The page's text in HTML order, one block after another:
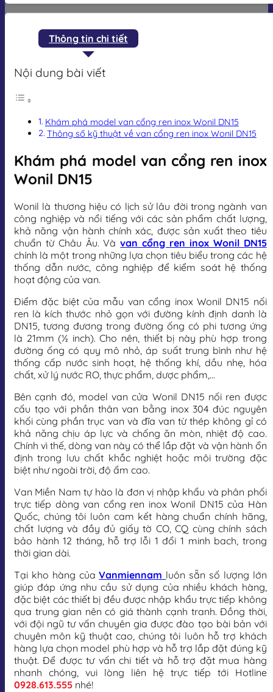
Thông tin chi tiết
Nội dung bài viết
Khám phá model van cổng ren inox Wonil DN15
Thông số kỹ thuật về van cổng ren inox Wonil DN15
Khám phá model van cổng ren inox
Wonil DN15
Wonil là thương hiệu có lịch sử lâu đời trong ngành van
công nghiệp và nổi tiếng với các sản phẩm chất lượng,
khả năng vận hành chính xác, được sản xuất theo tiêu
chuẩn từ Châu Âu. Vàvan cổng ren inox Wonil DN15
chính là một trong những lựa chọn tiêu biểu trong các hệ
thống dẫn nước, công nghiệp để kiểm soát hệ thống
hoạt động của van.
Điểm đặc biệt của mẫu van cổng inox Wonil DN15 nối
ren là kích thước nhỏ gọn với đường kính định danh là
DN15, tương đương trong đường ống có phi tương ứng
là 21mm (½ inch). Cho nên, thiết bị này phù hợp trong
đường ống có quy mô nhỏ, áp suất trung bình như hệ
thống cấp nước sinh hoạt, hệ thống khí, dầu nhẹ, hóa
chất, xử lý nước RO, thực phẩm, dược phẩm,…
Bên cạnh đó, model van cửa Wonil DN15 nối ren được
cấu tạo với phần thân van bằng inox 304 đúc nguyên
khối cùng phần trục van và đĩa van từ thép không gỉ có
khả năng chịu áp lực và chống ăn mòn, nhiệt độ cao.
Chính vì thế, dòng van này có thể lắp đặt và vận hành ổn
định trong lưu chất khắc nghiệt hoặc môi trường đặc
biệt như ngoài trời, độ ẩm cao.
Van Miền Nam tự hào là đơn vị nhập khẩu và phân phối
trực tiếp dòng van cổng ren inox Wonil DN15 của Hàn
Quốc, chúng tôi luôn cam kết hàng chuẩn chính hãng,
chất lượng và đầy đủ giấy tờ CO, CQ cùng chính sách
bảo hành 12 tháng, hỗ trợ lỗi 1 đổi 1 minh bach, trong
thời gian dài.
Tại kho hàng củaVanmiennam luôn sẵn số lượng lớn
giúp đáp ứng nhu cầu sử dụng của nhiều khách hàng,
đặc biệt các thiết bị đều được nhập khẩu trực tiếp không
qua trung gian nên có giá thành cạnh tranh. Đồng thời,
với đội ngũ tư vấn chuyên gia được đào tạo bài bản với
chuyên môn kỹ thuật cao, chúng tôi luôn hỗ trợ khách
hàng lựa chọn model phù hợp và hỗ trợ lắp đặt đúng kỹ
thuật. Để được tư vấn chi tiết và hỗ trợ đặt mua hàng
nhanh chóng, vui lòng liên hệ trực tiếp tới Hotline
0928.613.555 nhé!